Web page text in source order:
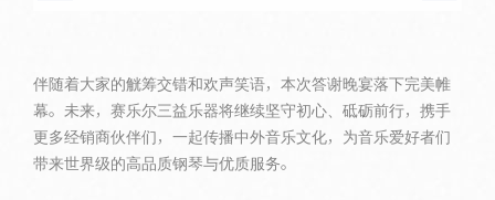
伴随着大家的觥筹交错和欢声笑语，本次答谢晚宴落下完美帷
幕。未来，赛乐尔三益乐器将继续坚守初心、砥砺前行，携手
更多经销商伙伴们，一起传播中外音乐文化，为音乐爱好者们
带来世界级的高品质钢琴与优质服务。